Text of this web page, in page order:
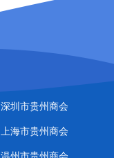
深圳市贵州商会
上海市贵州商会